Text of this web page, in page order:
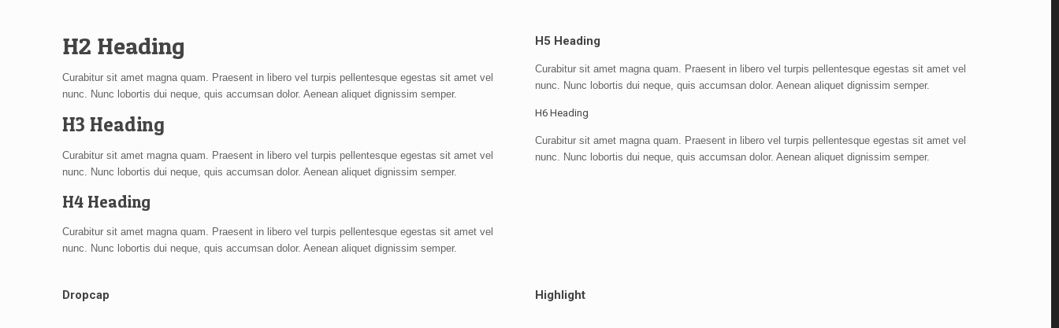
H2 Heading
Curabitur sit amet magna quam. Praesent in libero vel turpis pellentesque egestas sit amet vel
nunc. Nunc lobortis dui neque, quis accumsan dolor. Aenean aliquet dignissim semper.
H3 Heading
Curabitur sit amet magna quam. Praesent in libero vel turpis pellentesque egestas sit amet vel
nunc. Nunc lobortis dui neque, quis accumsan dolor. Aenean aliquet dignissim semper.
H4 Heading
Curabitur sit amet magna quam. Praesent in libero vel turpis pellentesque egestas sit amet vel
nunc. Nunc lobortis dui neque, quis accumsan dolor. Aenean aliquet dignissim semper.
H5 Heading
Curabitur sit amet magna quam. Praesent in libero vel turpis pellentesque egestas sit amet vel
nunc. Nunc lobortis dui neque, quis accumsan dolor. Aenean aliquet dignissim semper.
H6 Heading
Curabitur sit amet magna quam. Praesent in libero vel turpis pellentesque egestas sit amet vel
nunc. Nunc lobortis dui neque, quis accumsan dolor. Aenean aliquet dignissim semper.
Dropcap Highlight